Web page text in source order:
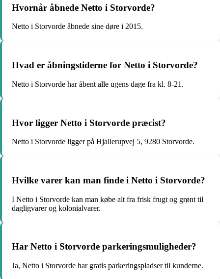
Hvornår åbnede Netto i Storvorde?
Netto i Storvorde åbnede sine døre i 2015.
Hvad er åbningstiderne for Netto i Storvorde?
Netto i Storvorde har åbent alle ugens dage fra kl. 8-21.
Hvor ligger Netto i Storvorde præcist?
Netto i Storvorde ligger på Hjallerupvej 5, 9280 Storvorde.
Hvilke varer kan man finde i Netto i Storvorde?
I Netto i Storvorde kan man købe alt fra frisk frugt og grønt til
dagligvarer og kolonialvarer.
Har Netto i Storvorde parkeringsmuligheder?
Ja, Netto i Storvorde har gratis parkeringspladser til kunderne.